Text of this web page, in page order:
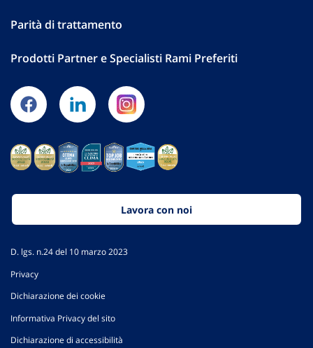
Parità di trattamento
Prodotti Partner e Specialisti Rami Preferiti
Lavora con noi
D. lgs. n.24 del 10 marzo 2023
Privacy
Dichiarazione dei cookie
Informativa Privacy del sito
Dichiarazione di accessibilità